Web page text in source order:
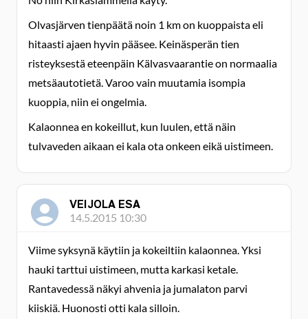
Olvasjärven tienpäätä noin 1 km on kuoppaista eli
hitaasti ajaen hyvin pääsee. Keinäsperän tien
risteyksestä eteenpäin Kälvasvaarantie on normaalia
metsäautotietä. Varoo vain muutamia isompia
kuoppia, niin ei ongelmia.
Kalaonnea en kokeillut, kun luulen, että näin
tulvaveden aikaan ei kala ota onkeen eikä uistimeen.
VEIJOLA ESA
14.5.2015 10:30
Viime syksynä käytiin ja kokeiltiin kalaonnea. Yksi
hauki tarttui uistimeen, mutta karkasi ketale.
Rantavedessä näkyi ahvenia ja jumalaton parvi
kiiskiä. Huonosti otti kala silloin.